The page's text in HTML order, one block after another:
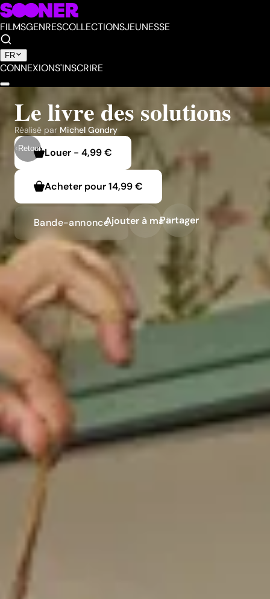
FILMSGENRESCOLLECTIONSJEUNESSE
FR
CONNEXIONS'INSCRIRE
Retour
Le livre des solutions
Réalisé par Michel Gondry
Louer - 4,99 €
Acheter pour14,99 €
Bande-annonceAjouter à ma liste
Partager